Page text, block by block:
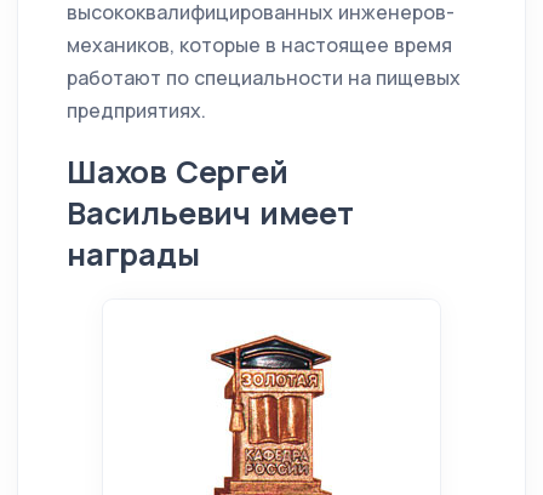
высококвалифицированных инженеров-
механиков, которые в настоящее время
работают по специальности на пищевых
предприятиях.
Шахов Сергей
Васильевич имеет
награды